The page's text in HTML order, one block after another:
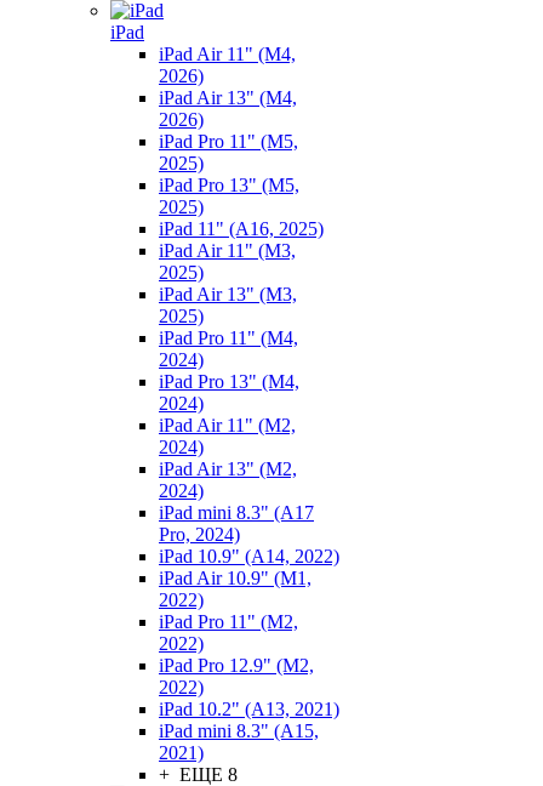
iPad
iPad Air 11" (M4,
2026)
iPad Air 13" (M4,
2026)
iPad Pro 11" (M5,
2025)
iPad Pro 13" (M5,
2025)
iPad 11" (A16, 2025)
iPad Air 11" (M3,
2025)
iPad Air 13" (M3,
2025)
iPad Pro 11" (M4,
2024)
iPad Pro 13" (M4,
2024)
iPad Air 11" (M2,
2024)
iPad Air 13" (M2,
2024)
iPad mini 8.3" (A17
Pro, 2024)
iPad 10.9" (A14, 2022)
iPad Air 10.9" (M1,
2022)
iPad Pro 11" (M2,
2022)
iPad Pro 12.9" (M2,
2022)
iPad 10.2" (A13, 2021)
iPad mini 8.3" (A15,
2021)
+ ЕЩЕ 8